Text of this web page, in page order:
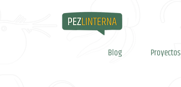
Blog Proyectos